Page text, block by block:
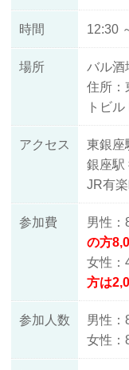
時間 12:30
場所
バル酒
住所：
トビ
アクセス
東銀座
銀座駅
JR有
参加費 男性
の方
女性
方は
参加人数
男性：
女性：